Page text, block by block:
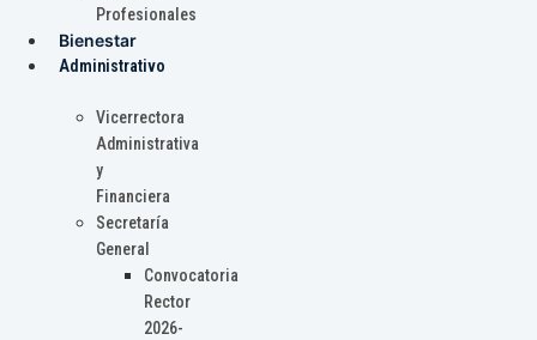
Profesionales
Bienestar
Administrativo
Vicerrectora
Administrativa
y
Financiera
Secretaría
General
Convocatoria
Rector
2026-